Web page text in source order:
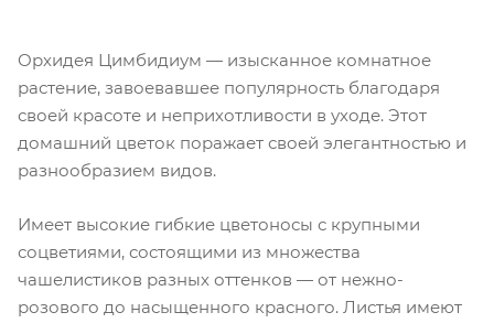
Орхидея Цимбидиум — изысканное комнатное
растение, завоевавшее популярность благодаря
своей красоте и неприхотливости в уходе. Этот
домашний цветок поражает своей элегантностью и
разнообразием видов.
Имеет высокие гибкие цветоносы с крупными
соцветиями, состоящими из множества
чашелистиков разных оттенков — от нежно-
розового до насыщенного красного. Листья имеют